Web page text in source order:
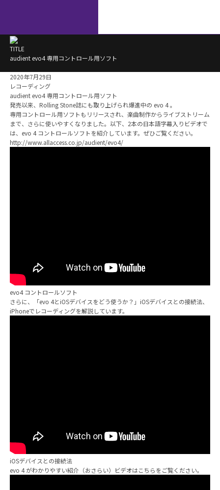
TITLE
audient evo4 専用コントロール用ソフト
2020年7月29日
レコーディング
audient evo4 専用コントロール用ソフト
発売以来、Rolling Stone誌にも取り上げられ爆進中の evo 4 。
専用コントロール用ソフトもリリースされ、楽曲制作からライブストリーム
まで、さらに使いやすくなりました。以下、2本の日本語字幕入りビデオで
は、evo 4 コントロールソフトを紹介しています。ぜひご覧ください。
http://www.allaccess.co.jp/audient/evo4/
evo4 コントロールソフト
さらに、「evo 4とiOSデバイスをどう使うか？」iOSデバイスとの接続法、
iPhoneでレコーディングを解説しています。
iOSデバイスとの接続法
evo 4 がわかりやすい紹介（おさらい）ビデオはこちらをご覧ください。